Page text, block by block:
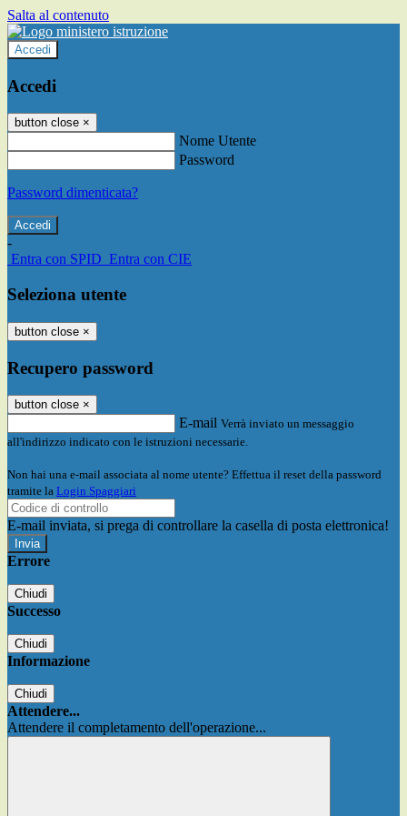
Salta al contenuto
Accedi
Accedi
button close ×
Nome Utente
Password
Password dimenticata?
-
Entra con SPID Entra con CIE
Seleziona utente
button close ×
Recupero password
button close ×
E-mail Verrà inviato un messaggio
all'indirizzo indicato con le istruzioni necessarie.
Non hai una e-mail associata al nome utente? Effettua il reset della password
tramite la Login Spaggiari
E-mail inviata, si prega di controllare la casella di posta elettronica!
Errore
Chiudi
Successo
Chiudi
Informazione
Chiudi
Attendere...
Attendere il completamento dell'operazione...